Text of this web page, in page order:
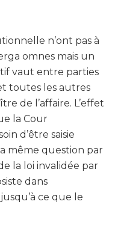
n’ont pas à
omnes mais un
vaut entre parties
toutes les autres
de l’affaire. L’effet
la Cour
d’être saisie
même question par
la loi invalidée par
dans
ce que le